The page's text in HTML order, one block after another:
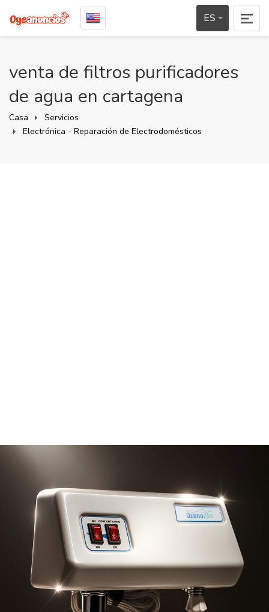
ES
venta de filtros purificadores
de agua en cartagena
Casa
Servicios
Electrónica - Reparación de Electrodomésticos